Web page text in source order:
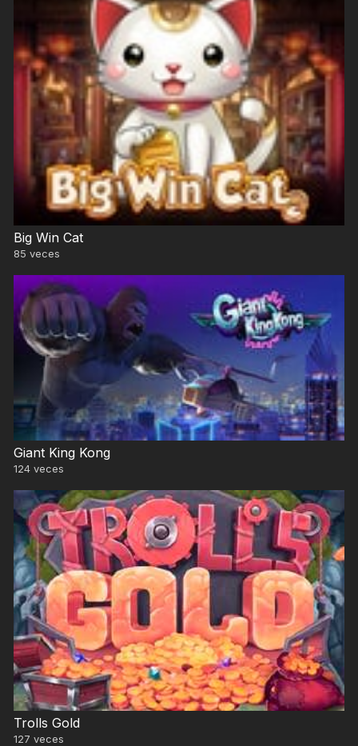
Big Win Cat
85 veces
Giant King Kong
124veces
Trolls Gold
127 veces